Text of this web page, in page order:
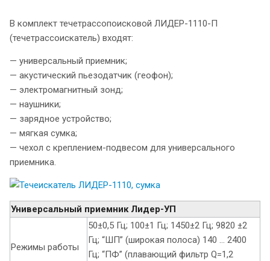
В комплект течетрассопоисковой ЛИДЕР-1110-П
(течетрассоискатель) входят:
— универсальный приемник;
— акустический пьезодатчик (геофон);
— электромагнитный зонд;
— наушники;
— зарядное устройство;
— мягкая сумка;
— чехол с креплением-подвесом для универсального
приемника.
Универсальный приемник Лидер-УП
Режимы работы
50±0,5 Гц; 100±1 Гц; 1450±2 Гц; 9820 ±2
Гц; “ШП” (широкая полоса) 140 … 2400
Гц; “ПФ” (плавающий фильтр Q=1,2